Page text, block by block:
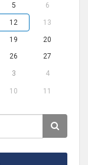
5 6
12 13
19
20
26 27
3 4
10 11